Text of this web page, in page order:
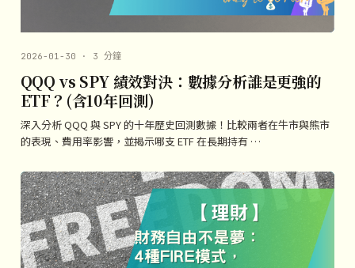
2026-01-30 · 3 分鐘
QQQ vs SPY 績效對決：數據分析誰是更強的
ETF？(含10年回測)
深入分析 QQQ 與 SPY 的十年歷史回測數據！比較兩者在牛市與熊市
的表現、費用率影響，並揭示哪支 ETF 在長期持有 …